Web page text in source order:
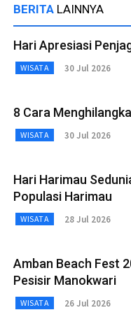
BERITA LAINNYA
Hari Apresiasi
WISATA 30 Jul 2026
8 Cara
WISATA 30 Jul 2026
Hari Harimau
Populasi Harimau
WISATA 28 Jul 2026
Amban Beach Fest
Pesisir Manokwari
WISATA 26 Jul 2026